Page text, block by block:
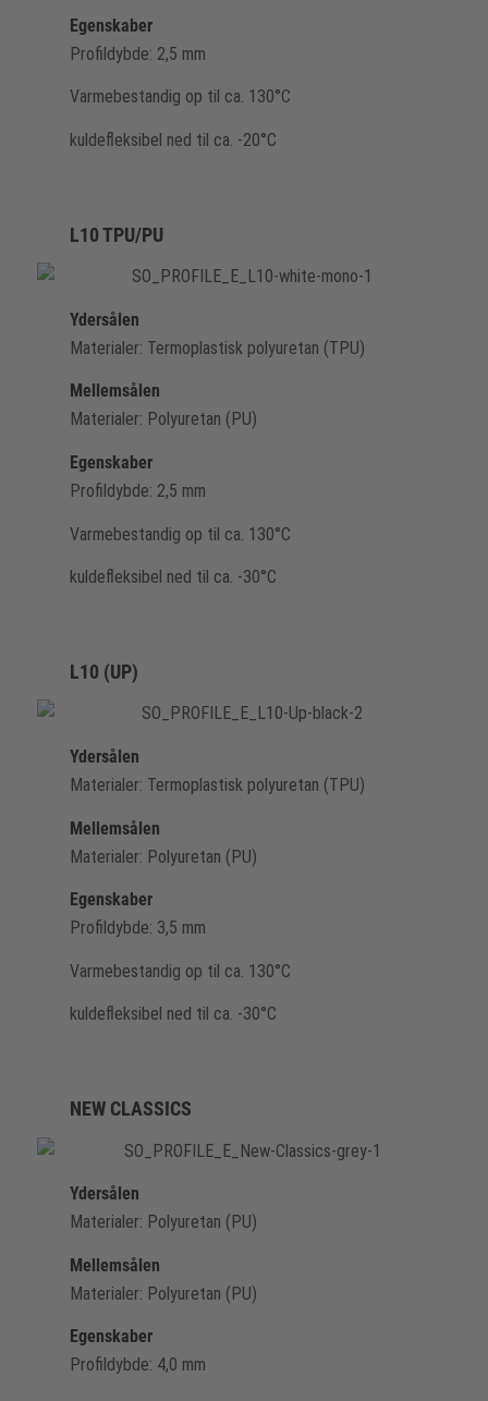
Egenskaber
Profildybde: 2,5 mm
Varmebestandig op til ca. 130°C
kuldefleksibel ned til ca. -20°C
L10 TPU/PU
Ydersålen
Materialer: Termoplastisk polyuretan (TPU)
Mellemsålen
Materialer: Polyuretan (PU)
Egenskaber
Profildybde: 2,5 mm
Varmebestandig op til ca. 130°C
kuldefleksibel ned til ca. -30°C
L10 (UP)
Ydersålen
Materialer: Termoplastisk polyuretan (TPU)
Mellemsålen
Materialer: Polyuretan (PU)
Egenskaber
Profildybde: 3,5 mm
Varmebestandig op til ca. 130°C
kuldefleksibel ned til ca. -30°C
NEW CLASSICS
Ydersålen
Materialer: Polyuretan (PU)
Mellemsålen
Materialer: Polyuretan (PU)
Egenskaber
Profildybde: 4,0 mm